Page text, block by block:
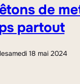
de
partout
samedi 18 mai 2024